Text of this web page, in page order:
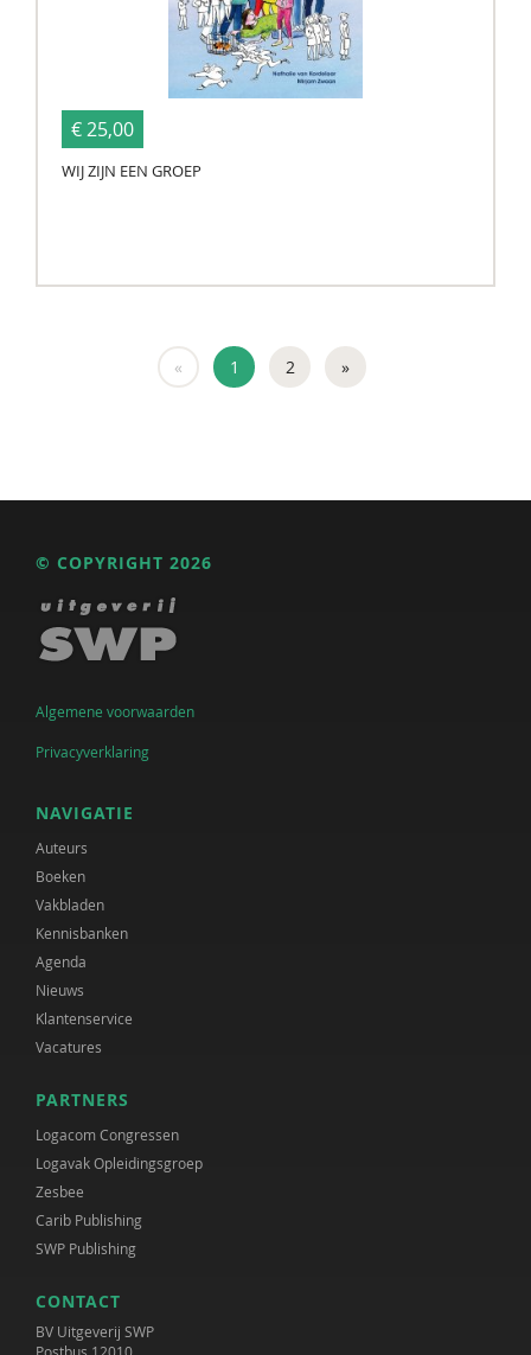
€ 25,00
WIJ ZIJN EEN GROEP
« 1 2 »
© COPYRIGHT 2026
Algemene voorwaarden
Privacyverklaring
NAVIGATIE
Auteurs
Boeken
Vakbladen
Kennisbanken
Agenda
Nieuws
Klantenservice
Vacatures
PARTNERS
Logacom Congressen
Logavak Opleidingsgroep
Zesbee
Carib Publishing
SWP Publishing
CONTACT
BV Uitgeverij SWP